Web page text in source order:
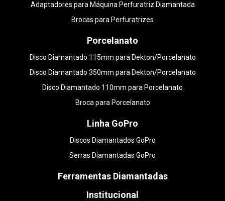
Adaptadores para Máquina Perfuratriz Diamantada
Brocas para Perfuratrizes
Porcelanato
Disco Diamantado 115mm para Dekton/Porcelanato
Disco Diamantado 350mm para Dekton/Porcelanato
Disco Diamantado 110mm para Porcelanato
Broca para Porcelanato
Linha GoPro
Discos Diamantados GoPro
Serras Diamantadas GoPro
Ferramentas Diamantadas
Institucional